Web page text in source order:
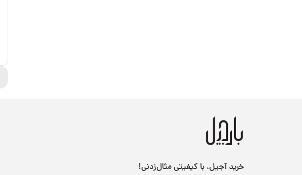
خرید آجیل، با کیفیتی مثال‌زدنی!